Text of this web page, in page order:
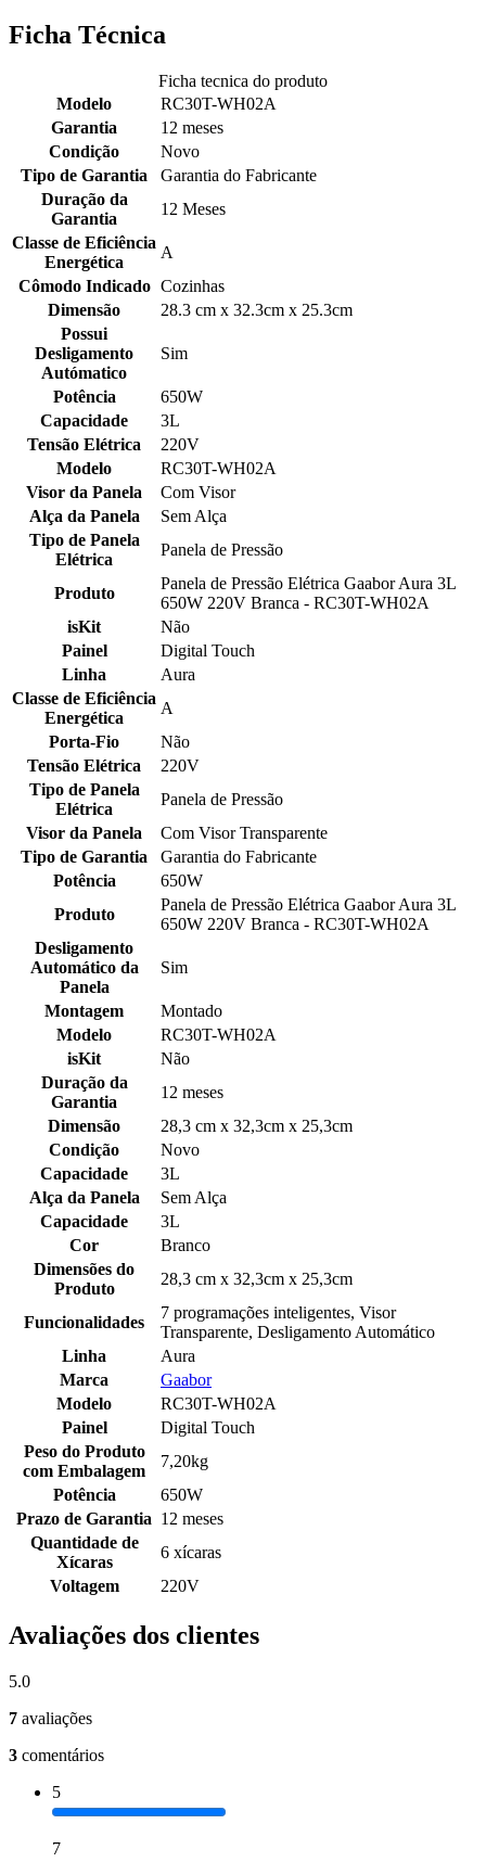
Ficha Técnica
Ficha tecnica do produto
Modelo
RC30T-WH02A
Garantia
12 meses
Condição
Novo
Tipo de Garantia
Garantia do Fabricante
Duração da
Garantia
12 Meses
Classe de Eficiência
Energética
A
Cômodo Indicado Cozinhas
Dimensão
28.3 cm x 32.3cm x 25.3cm
Possui
Desligamento
Autómatico
Sim
Potência
650W
Capacidade
3L
Tensão Elétrica
220V
Modelo
RC30T-WH02A
Visor da Panela
Com Visor
Alça da Panela
Sem Alça
Tipo de Panela
Elétrica
Panela de Pressão
Produto
Panela de Pressão Elétrica Gaabor Aura 3L
650W 220V Branca - RC30T-WH02A
isKit
Não
Painel
Digital Touch
Linha
Aura
Classe de Eficiência
Energética
A
Porta-Fio
Não
Tensão Elétrica
220V
Tipo de Panela
Elétrica
Panela de Pressão
Visor da Panela
Com Visor Transparente
Tipo de Garantia
Garantia do Fabricante
Potência
650W
Produto
Panela de Pressão Elétrica Gaabor Aura 3L
650W 220V Branca - RC30T-WH02A
Desligamento
Automático da
Panela
Sim
Montagem
Montado
Modelo
RC30T-WH02A
isKit
Não
Duração da
Garantia
12 meses
Dimensão
28,3 cm x 32,3cm x 25,3cm
Condição
Novo
Capacidade
3L
Alça da Panela
Sem Alça
Capacidade
3L
Cor
Branco
Dimensões do
Produto
28,3 cm x 32,3cm x 25,3cm
Funcionalidades
7 programações inteligentes, Visor
Transparente, Desligamento Automático
Linha
Aura
Marca
Gaabor
Modelo
RC30T-WH02A
Painel
Digital Touch
Peso do Produto
com Embalagem
7,20kg
Potência
650W
Prazo de Garantia 12 meses
Quantidade de
Xícaras
6 xícaras
Voltagem
220V
Avaliações dos clientes
5.0
7 avaliações
3 comentários
5
7